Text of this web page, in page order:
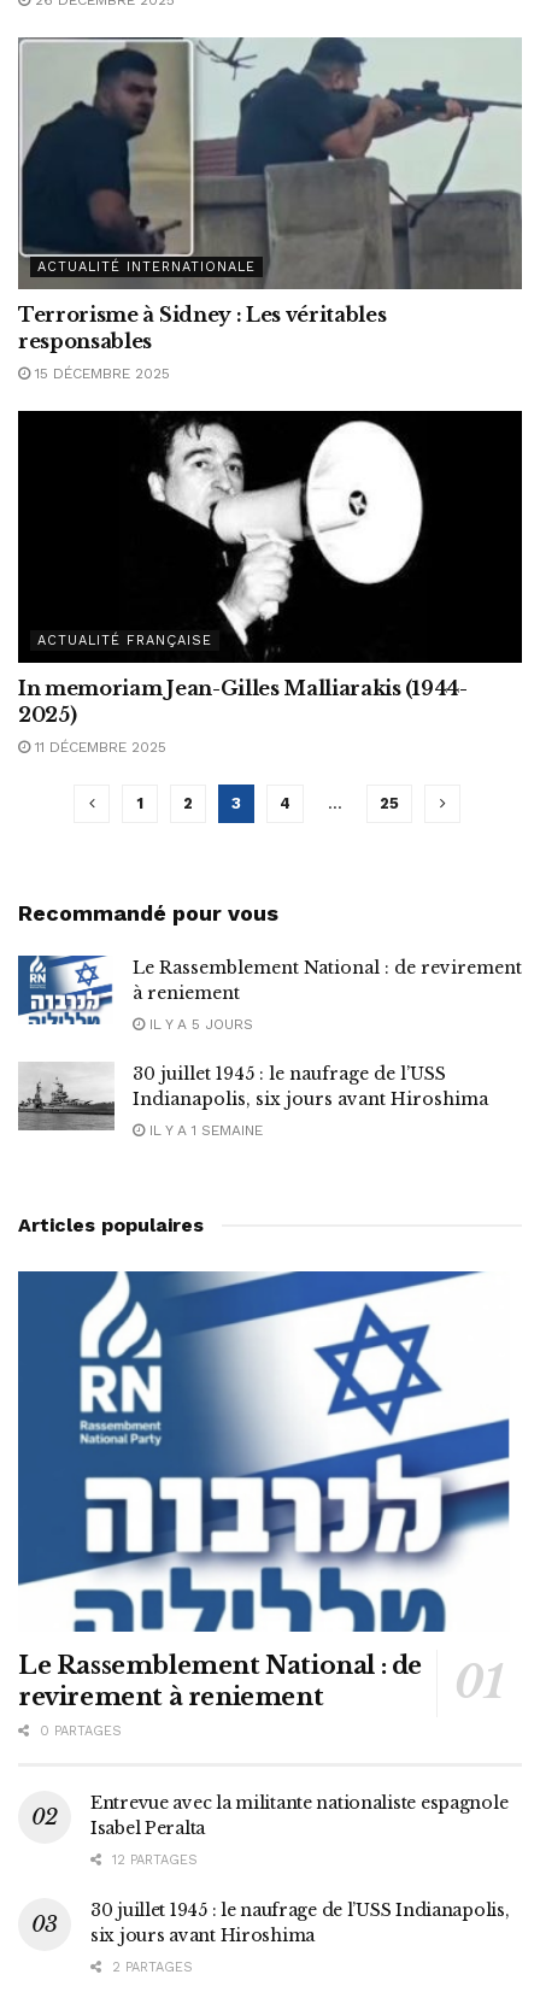
ACTUALITÉ INTERNATIONALE
Terrorisme à Sidney : Les véritables
responsables
15 DÉCEMBRE 2025
ACTUALITÉ FRANÇAISE
In memoriam Jean-Gilles Malliarakis (1944-
2025)
11 DÉCEMBRE 2025
1 2 3 4 … 25
Recommandé pour vous
Le Rassemblement National : de revirement
à reniement
IL Y A 5 JOURS
30 juillet 1945 : le naufrage de l’USS
Indianapolis, six jours avant Hiroshima
IL Y A 1 SEMAINE
Articles populaires
Le Rassemblement National : de
revirement à reniement
0 PARTAGES
Entrevue avec la militante nationaliste espagnole
Isabel Peralta
12 PARTAGES
30 juillet 1945 : le naufrage de l’USS Indianapolis,
six jours avant Hiroshima
2 PARTAGES